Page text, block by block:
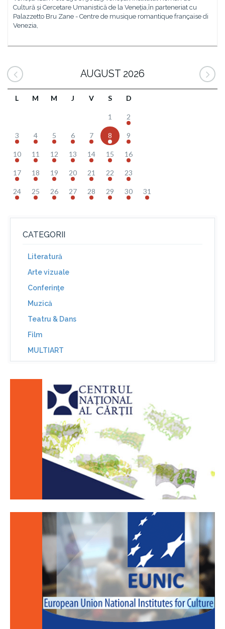
Cultură și Cercetare Umanistică de la Veneția,în parteneriat cu
Palazzetto Bru Zane - Centre de musique romantique française di
Venezia,
AUGUST 2026
L M M J V S D
1 2
3 4 5 6 7 8 9
10 11 12 13 14 15 16
17 18 19 20 21 22 23
24 25 26 27 28 29 30 31
CATEGORII
Literatură
Arte vizuale
Conferinţe
Muzică
Teatru & Dans
Film
MULTIART